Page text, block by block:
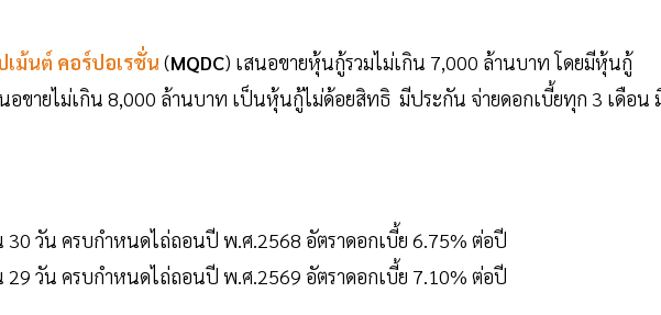
เม้นต์ คอร์ปอเรชั่น (MQDC) เสนอขายหุ้นกู้รวมไม่เกิน 7,000 ล้านบาท โดยมีหุ้นกู้
อขายไม่เกิน 8,000 ล้านบาท เป็นหุ้นกู้ไม่ด้อยสิทธิ มีประกัน จ่ายดอกเบี้ยทุก 3 เดือน
30 วัน ครบกำหนดไถ่ถอนปี พ.ศ.2568 อัตราดอกเบี้ย 6.75% ต่อปี
29 วัน ครบกำหนดไถ่ถอนปี พ.ศ.2569 อัตราดอกเบี้ย 7.10% ต่อปี